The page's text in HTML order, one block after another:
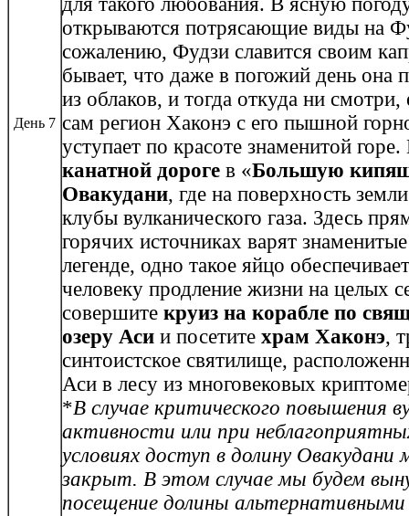
День 7
открываются потрясающие виды на
сожалению, Фудзи славится своим
бывает, что даже в погожий день она
из облаков, и тогда откуда ни
сам регион Хаконэ с его пышной
уступает по красоте знаменитой
канатной дороге в «Большую
Овакудани, где на поверхность
клубы вулканического газа. Здесь
горячих источниках варят
легенде, одно такое яйцо
человеку продление жизни на целых
совершите круиз на корабле по
озеру Аси и посетите храм Хаконэ,
синтоистское святилище,
Аси в лесу из многовековых
*В случае критического повышения
активности или при
условиях доступ в долину
закрыт. В этом случае мы будем
посещение долины